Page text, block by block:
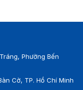
Phường Bến
Cờ, TP. Hồ Chí Minh